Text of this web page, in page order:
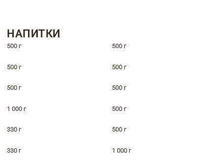
НАПИТКИ
500 г 500 г
500 г 500 г
500 г 500 г
1 000 г 500 г
330 г 500 г
330 г 1 000 г